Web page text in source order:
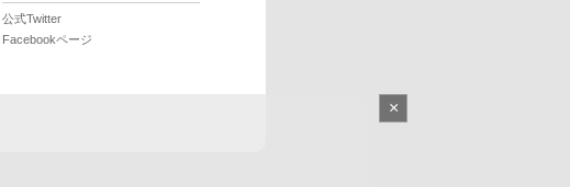
公式Twitter
Facebookページ
×